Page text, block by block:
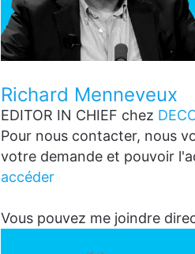
Richard Menneveux
EDITOR IN CHIEF chez
Pour nous contacter, nous
votre demande et pouvoir
accéder
Vous pouvez me joindre